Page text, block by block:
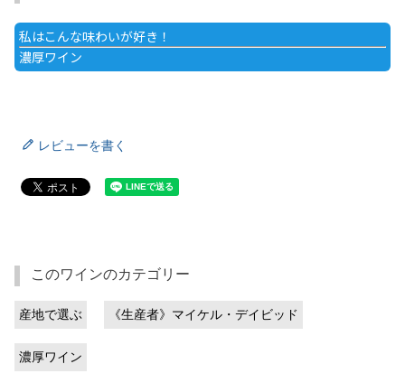
私はこんな味わいが好き！
濃厚ワイン
レビューを書く
このワインのカテゴリー
産地で選ぶ 《生産者》マイケル・デイビッド
濃厚ワイン